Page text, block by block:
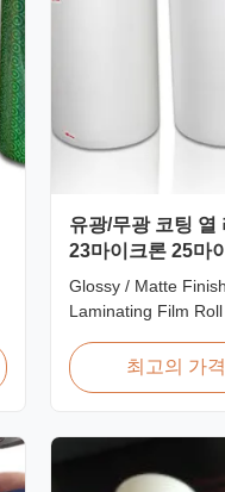
유광/무광 코팅 열
23마이크론 25마
Glossy / Matte
Laminating Film
Thermal Laminating
laminate printed
machines. Available
Glossy (also called
최고의 가